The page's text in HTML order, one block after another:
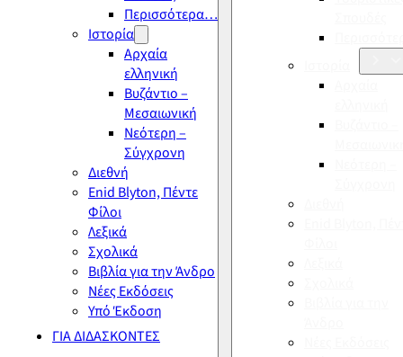
Περισσότερα…
Ιστορία
Αρχαία
ελληνική
Βυζάντιο –
Μεσαιωνική
Νεότερη –
Σύγχρονη
Διεθνή
Enid Blyton, Πέντε
Φίλοι
Λεξικά
Σχολικά
Βιβλία για την Άνδρο
Νέες Εκδόσεις
Υπό Έκδοση
ΓΙΑ ΔΙΔΑΣΚΟΝΤΕΣ